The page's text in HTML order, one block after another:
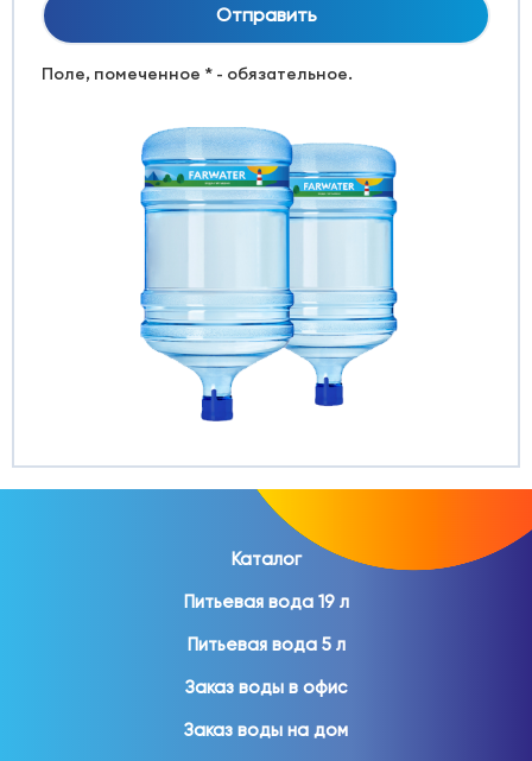
Поле, помеченное * - обязательное.
Каталог
Питьевая вода 19 л
Питьевая вода 5 л
Заказ воды в офис
Заказ воды на дом